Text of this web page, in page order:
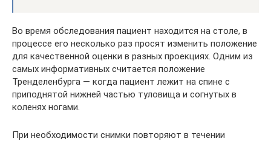
Во время обследования пациент находится на столе, в
процессе его несколько раз просят изменить положение
для качественной оценки в разных проекциях. Одним из
самых информативных считается положение
Тренделенбурга — когда пациент лежит на спине с
приподнятой нижней частью туловища и согнутых в
коленях ногами.
При необходимости снимки повторяют в течении